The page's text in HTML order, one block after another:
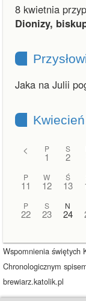
8 kwietnia
Dionizy,
Jaka na Julii
< P
1
S
2
P
11
W
12
Ś
13
P
22
S
23
N
24
Wspomnienia świętych
Chronologicznym
brewiarz.katolik.pl